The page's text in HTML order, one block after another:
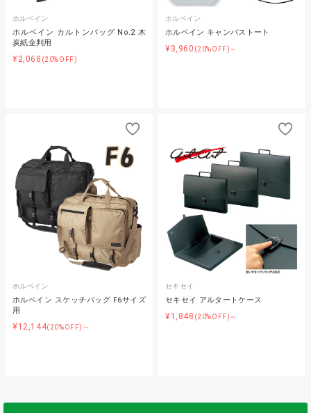
ホルベイン
ホルベイン カルトンバッグ No.2 木
炭紙全判用
¥2,068 (20%OFF)
ホルベイン
ホルベイン キャンバストート
¥3,960 (20%OFF)～
ホルベイン
ホルベイン スケッチバッグ F6サイズ
用
¥12,144(20%OFF)～
セキセイ
セキセイ アルタートケース
¥1,848 (20%OFF)～